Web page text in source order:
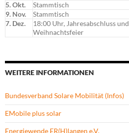
5. Okt.
Stammtisch
9. Nov.
Stammtisch
7. Dez.
18:00 Uhr, Jahresabschluss und
Weihnachtsfeier
WEITERE INFORMATIONEN
Bundesverband Solare Mobilität (Infos)
EMobile plus solar
Energiewende ER(H)langen e.V.